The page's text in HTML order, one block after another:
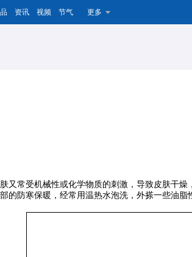
资讯 视频 节气 更多
又常受机械性或化学物质的刺激，导致皮肤干
的防寒保暖，经常用温热水泡洗，外搽一些油